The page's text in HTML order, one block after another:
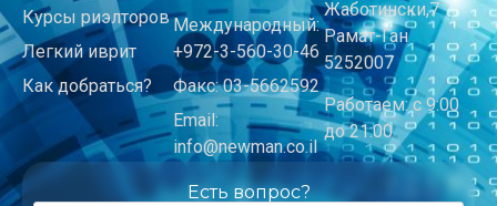
Курсы риэлторов
Легкий иврит
Как добраться?
Международный:
+972-3-560-30-46
Факс: 03-5662592
Email:
info@newman.co.il
Жаботински,7
Рамат-Ган
5252007
Работаем: с 9:00
до 21:00
Есть вопрос?